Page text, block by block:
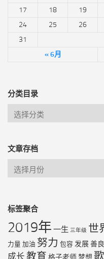
« 6月
17
18 19
24
25 26
31
分类目录
文章存档
标签聚合
2019年 一生 三年级 世
力量 加油 努力 包容 发展善良
成长 教育 格子老师梦想